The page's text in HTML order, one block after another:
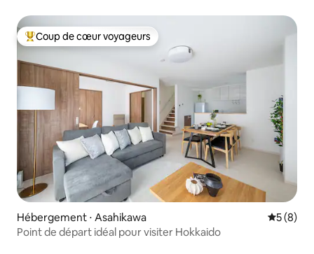
Coups de cœur voyageurs les plus appréciés
Coup de cœur voyageurs
Hébergement ⋅ Asahikawa
5 (8)
Point de départ idéal pour visiter Hokkaido